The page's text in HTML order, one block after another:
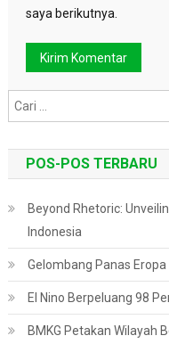
saya berikutnya.
POS-POS TERBARU
Beyond Rhetoric:
Indonesia
Gelombang Panas Eropa
El Nino Berpeluang 98
BMKG Petakan Wilayah